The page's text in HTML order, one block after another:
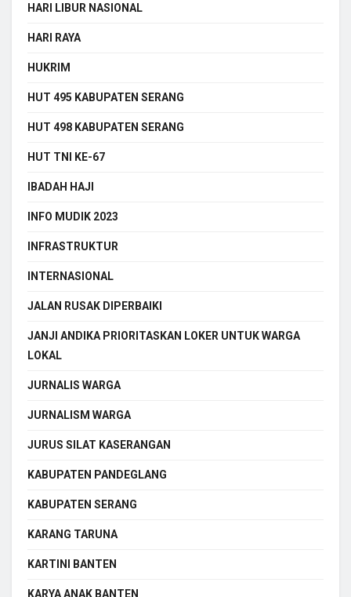
HARI LIBUR NASIONAL
HARI RAYA
HUKRIM
HUT 495 KABUPATEN SERANG
HUT 498 KABUPATEN SERANG
HUT TNI KE-67
IBADAH HAJI
INFO MUDIK 2023
INFRASTRUKTUR
INTERNASIONAL
JALAN RUSAK DIPERBAIKI
JANJI ANDIKA PRIORITASKAN LOKER UNTUK WARGA
LOKAL
JURNALIS WARGA
JURNALISM WARGA
JURUS SILAT KASERANGAN
KABUPATEN PANDEGLANG
KABUPATEN SERANG
KARANG TARUNA
KARTINI BANTEN
KARYA ANAK BANTEN